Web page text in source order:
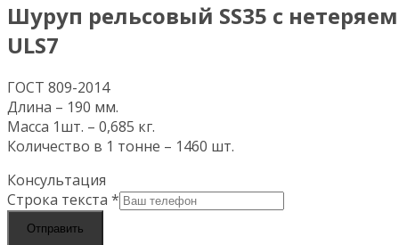
Шуруп рельсовый SS35 с
ULS7
ГОСТ 809-2014
Длина – 190 мм.
Масса 1шт. – 0,685 кг.
Количество в 1 тонне – 1460 шт.
Консультация
Строка текста *
Отправить